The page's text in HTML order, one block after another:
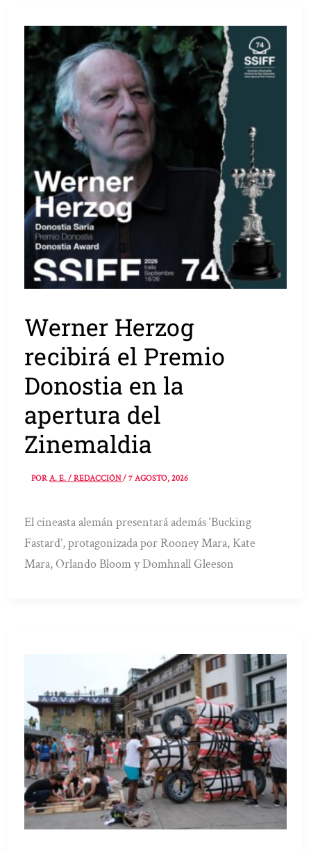
Werner Herzog
recibirá el Premio
Donostia en la
apertura del
Zinemaldia
PORA. E. / REDACCIÓN/7 AGOSTO, 2026
El cineasta alemán presentará además ‘Bucking
Fastard’, protagonizada por Rooney Mara, Kate
Mara, Orlando Bloom y Domhnall Gleeson